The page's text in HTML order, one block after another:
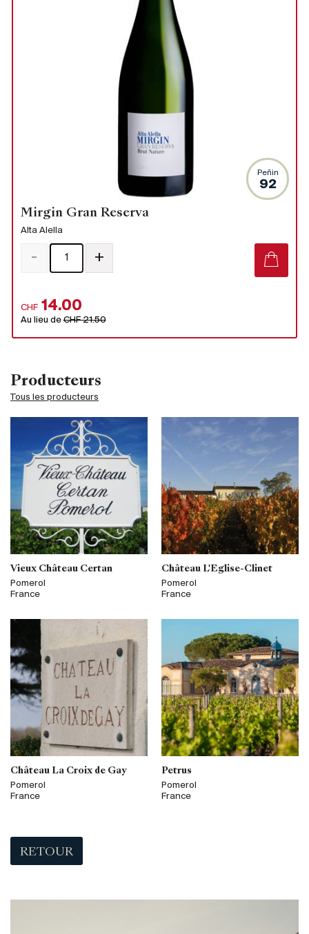
Producteurs
Tous les producteurs
Vieux Château Certan
Pomerol
France
Château L'Eglise-Clinet
Pomerol
France
Château La Croix de Gay
Pomerol
France
Petrus
Pomerol
France
RETOUR
Peñin
92
Mirgin Gran Reserva
Alta Alella
CHF 14.00
Au lieu deCHF 21.50
- +